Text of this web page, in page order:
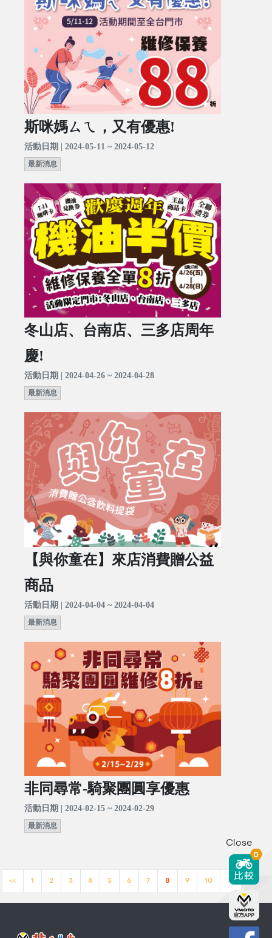
斯咪媽ㄙㄟ，又有優惠!
活動日期 | 2024-05-11 ~ 2024-05-12
最新消息
冬山店、台南店、三多店周年
慶!
活動日期 | 2024-04-26 ~ 2024-04-28
最新消息
【與你童在】來店消費贈公益
商品
活動日期 | 2024-04-04 ~ 2024-04-04
最新消息
非同尋常-騎聚團圓享優惠
活動日期 | 2024-02-15 ~ 2024-02-29
最新消息
<< 1 2 3 4 5 6 7 8 9 10 >>
Close
0